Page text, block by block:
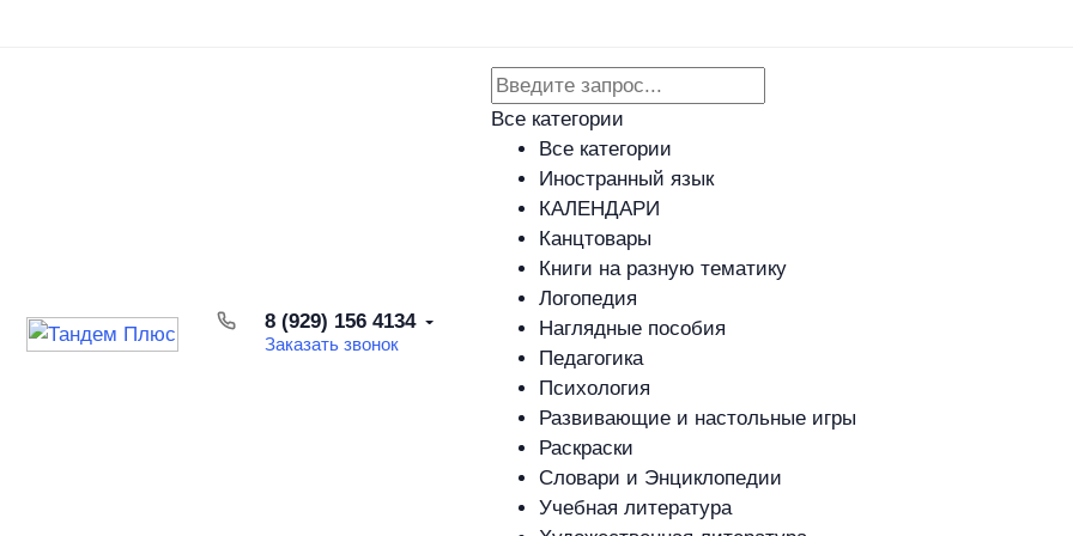
8 (929) 156 4134
Заказать звонок
Все категории
Все категории
Иностранный язык
КАЛЕНДАРИ
Канцтовары
Книги на разную тематику
Логопедия
Наглядные пособия
Педагогика
Психология
Развивающие и настольные игры
Раскраски
Словари и Энциклопедии
Учебная литература